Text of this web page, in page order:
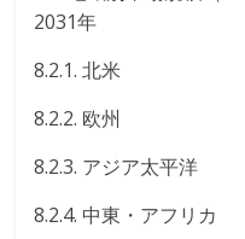
2031年
8.2.1. 北米
8.2.2. 欧州
8.2.3. アジア太平洋
8.2.4. 中東・アフリカ